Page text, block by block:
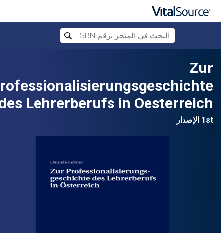
Zur
Lehrerberufs in Oesterreich
1st الإصدار